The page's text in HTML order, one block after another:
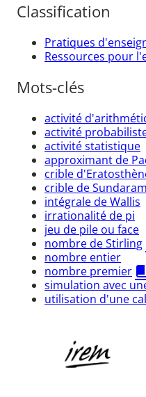
Classification
Pratiques
Ressources pour
Mots-clés
activité
activité
activité statistique
approximant de
crible
crible de Sundaram
intégrale de Wallis
irrationalité de pi
jeu de pile ou face
nombre de Stirling
nombre entier
nombre premier
simulation avec
utilisation d'une